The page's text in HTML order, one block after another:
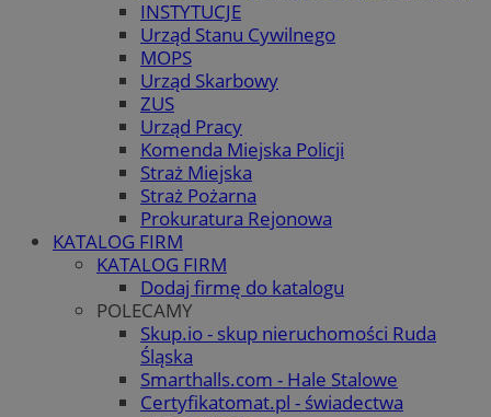
INSTYTUCJE
Urząd Stanu Cywilnego
MOPS
Urząd Skarbowy
ZUS
Urząd Pracy
Komenda Miejska Policji
Straż Miejska
Straż Pożarna
Prokuratura Rejonowa
KATALOG FIRM
KATALOG FIRM
Dodaj firmę do katalogu
POLECAMY
Skup.io - skup nieruchomości Ruda
Śląska
Smarthalls.com - Hale Stalowe
Certyfikatomat.pl - świadectwa